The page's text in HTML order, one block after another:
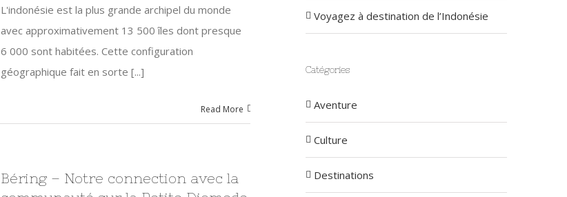
L'indonésie est la plus grande archipel du monde
avec approximativement 13 500 îles dont presque
6 000 sont habitées. Cette configuration
géographique fait en sorte [...]
Read More
Béring – Notre connection avec la
Voyagez à destination de l’Indonésie
Catégories
Aventure
Culture
Destinations